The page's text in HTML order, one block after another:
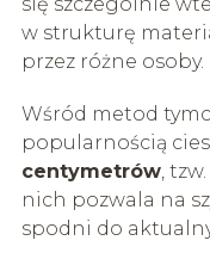
w strukturę
przez różne osoby.
Wśród metod
popularnością
centymetrów, tzw.
nich pozwala na
spodni do